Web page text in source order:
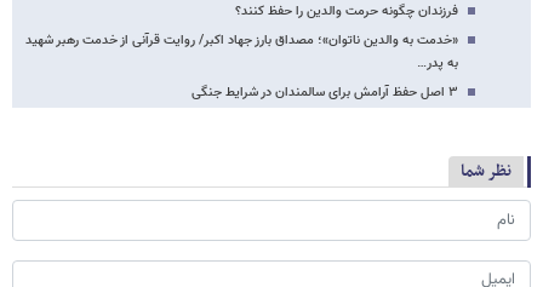
فرزندان چگونه حرمت والدین را حفظ کنند؟
«خدمت به والدین ناتوان»؛ مصداق بارز جهاد اکبر/ روایت قرآنی از خدمت رهبر شهید
به پدر…
۳ اصل حفظ آرامش برای سالمندان در شرایط جنگی
نظر شما